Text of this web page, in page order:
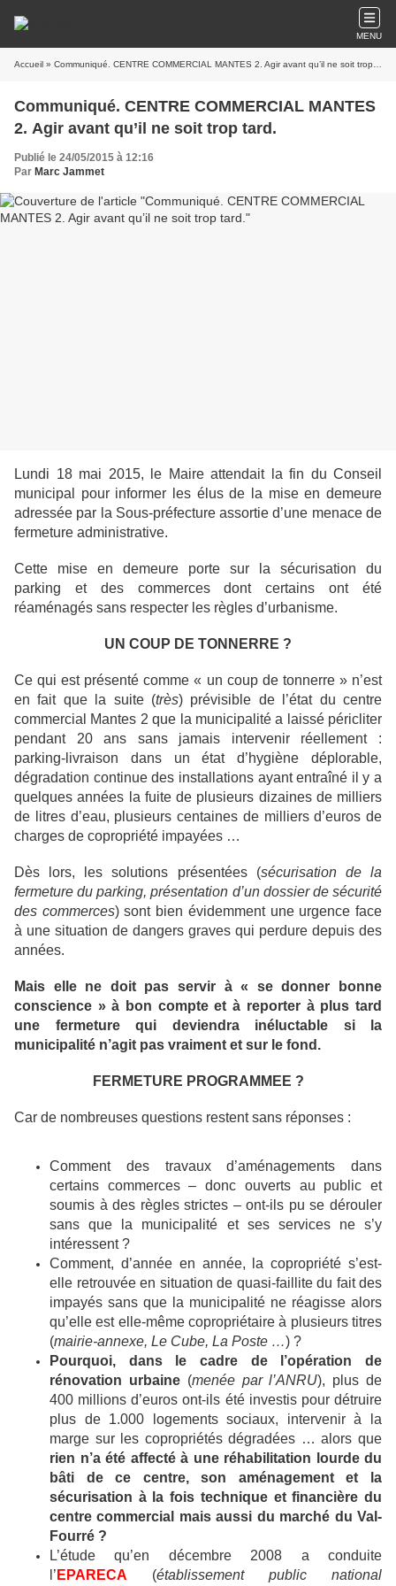
MENU
Accueil » Communiqué. CENTRE COMMERCIAL MANTES 2. Agir avant qu’il ne soit trop tard.
Communiqué. CENTRE COMMERCIAL MANTES
2. Agir avant qu’il ne soit trop tard.
Publié le 24/05/2015 à 12:16
Par Marc Jammet
Lundi 18 mai 2015, le Maire attendait la fin du Conseil
municipal pour informer les élus de la mise en demeure
adressée par la Sous-préfecture assortie d’une menace de
fermeture administrative.
Cette mise en demeure porte sur la sécurisation du
parking et des commerces dont certains ont été
réaménagés sans respecter les règles d’urbanisme.
UN COUP DE TONNERRE ?
Ce qui est présenté comme « un coup de tonnerre » n’est
en fait que la suite (très) prévisible de l’état du centre
commercial Mantes 2 que la municipalité a laissé péricliter
pendant 20 ans sans jamais intervenir réellement :
parking-livraison dans un état d’hygiène déplorable,
dégradation continue des installations ayant entraîné il y a
quelques années la fuite de plusieurs dizaines de milliers
de litres d’eau, plusieurs centaines de milliers d’euros de
charges de copropriété impayées …
Dès lors, les solutions présentées (sécurisation de la
fermeture du parking, présentation d’un dossier de sécurité
des commerces) sont bien évidemment une urgence face
à une situation de dangers graves qui perdure depuis des
années.
Mais elle ne doit pas servir à « se donner bonne
conscience » à bon compte et à reporter à plus tard
une fermeture qui deviendra inéluctable si la
municipalité n’agit pas vraiment et sur le fond.
FERMETURE PROGRAMMEE ?
Car de nombreuses questions restent sans réponses :
Comment des travaux d’aménagements dans
certains commerces – donc ouverts au public et
soumis à des règles strictes – ont-ils pu se dérouler
sans que la municipalité et ses services ne s’y
intéressent ?
Comment, d’année en année, la copropriété s’est-
elle retrouvée en situation de quasi-faillite du fait des
impayés sans que la municipalité ne réagisse alors
qu’elle est elle-même copropriétaire à plusieurs titres
(mairie-annexe, Le Cube, La Poste …) ?
Pourquoi, dans le cadre de l’opération de
rénovation urbaine(menée par l’ANRU), plus de
400 millions d’euros ont-ils été investis pour détruire
plus de 1.000 logements sociaux, intervenir à la
marge sur les copropriétés dégradées … alors que
rien n’a été affecté à une réhabilitation lourde du
bâti de ce centre, son aménagement et la
sécurisation à la fois technique et financière du
centre commercial mais aussi du marché du Val-
Fourré ?
L’étude qu’en décembre 2008 a conduite
l’ EPARECA (établissement public national